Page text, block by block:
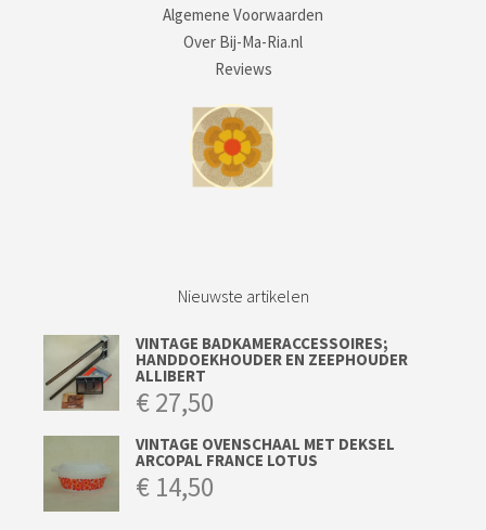
Algemene Voorwaarden
Over Bij-Ma-Ria.nl
Reviews
Nieuwste artikelen
VINTAGE BADKAMERACCESSOIRES;
HANDDOEKHOUDER EN ZEEPHOUDER
ALLIBERT
€27,50
VINTAGE OVENSCHAAL MET DEKSEL
ARCOPAL FRANCE LOTUS
€ 14,50